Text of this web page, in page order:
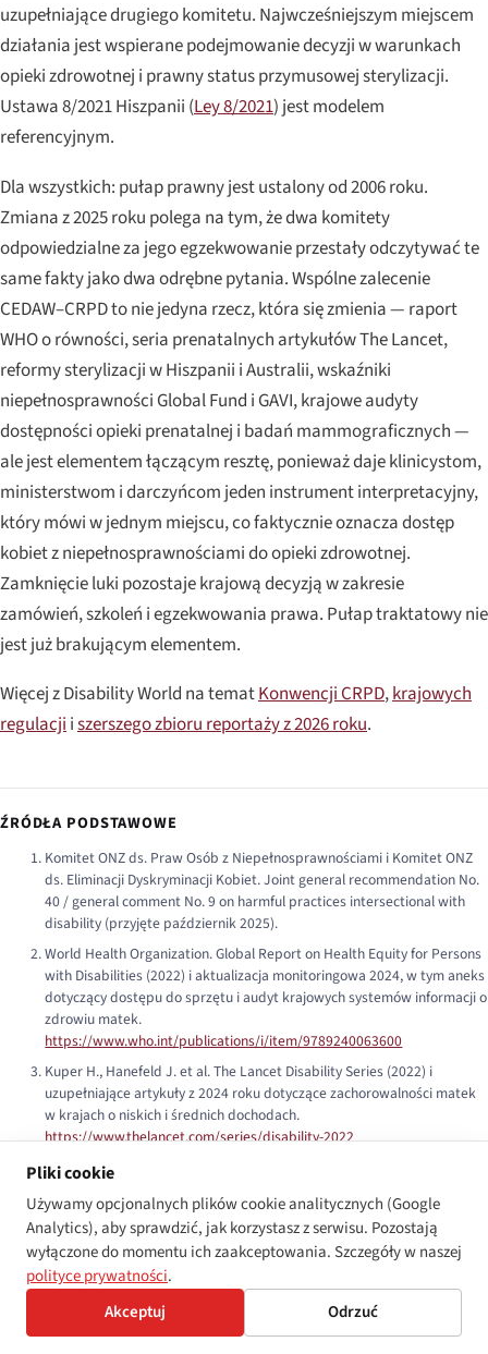
uzupełniające drugiego komitetu. Najwcześniejszym miejscem
działania jest wspierane podejmowanie decyzji w warunkach
opieki zdrowotnej i prawny status przymusowej sterylizacji.
Ustawa 8/2021 Hiszpanii (Ley 8/2021) jest modelem
referencyjnym.
Dla wszystkich: pułap prawny jest ustalony od 2006 roku.
Zmiana z 2025 roku polega na tym, że dwa komitety
odpowiedzialne za jego egzekwowanie przestały odczytywać te
same fakty jako dwa odrębne pytania. Wspólne zalecenie
CEDAW–CRPD to nie jedyna rzecz, która się zmienia — raport
WHO o równości, seria prenatalnych artykułówThe Lancet,
reformy sterylizacji w Hiszpanii i Australii, wskaźniki
niepełnosprawności Global Fund i GAVI, krajowe audyty
dostępności opieki prenatalnej i badań mammograficznych —
ale jest elementem łączącym resztę, ponieważ daje klinicystom,
ministerstwom i darczyńcom jeden instrument interpretacyjny,
który mówi w jednym miejscu, co faktycznie oznacza dostęp
kobiet z niepełnosprawnościami do opieki zdrowotnej.
Zamknięcie luki pozostaje krajową decyzją w zakresie
zamówień, szkoleń i egzekwowania prawa. Pułap traktatowy nie
jest już brakującym elementem.
Więcej z Disability World na tematKonwencji CRPD,krajowych
regulacjiiszerszego zbioru reportaży z 2026 roku.
ŹRÓDŁA PODSTAWOWE
Komitet ONZ ds. Praw Osób z Niepełnosprawnościami i Komitet ONZ
ds. Eliminacji Dyskryminacji Kobiet.Joint general recommendation No.
40 / general comment No. 9 on harmful practices intersectional with
disability (przyjęte październik 2025).
World Health Organization.Global Report on Health Equity for Persons
with Disabilities (2022) i aktualizacja monitoringowa 2024, w tym aneks
dotyczący dostępu do sprzętu i audyt krajowych systemów informacji o
zdrowiu matek.
https://www.who.int/publications/i/item/9789240063600
Kuper H., Hanefeld J. et al.The Lancet Disability Series (2022) i
uzupełniające artykuły z 2024 roku dotyczące zachorowalności matek
w krajach o niskich i średnich dochodach.
https://www.thelancet.com/series/disability-2022
UN-Women i OHCHR.
WHO).
UNAIDS. Disability and the HIV Response
(tematyczny brief 2023).
Inclusion International.
Healthcare Decision-Making(2024).
NHS England.Breast Screening Programme Accessibility Audit
Pliki cookie
Używamy opcjonalnych plików cookie analitycznych (Google
Analytics), aby sprawdzić, jak korzystasz z serwisu. Pozostają
wyłączone do momentu ich zaakceptowania. Szczegóły w naszej
polityce prywatności.
Akceptuj
Odrzuć